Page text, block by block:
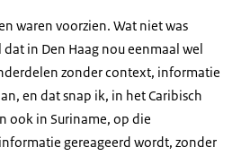
waren voorzien. Wat niet was
in Den Haag nou eenmaal wel
zonder context, informatie
en dat snap ik, in het Caribisch
ook in Suriname, op die
gereageerd wordt, zonder